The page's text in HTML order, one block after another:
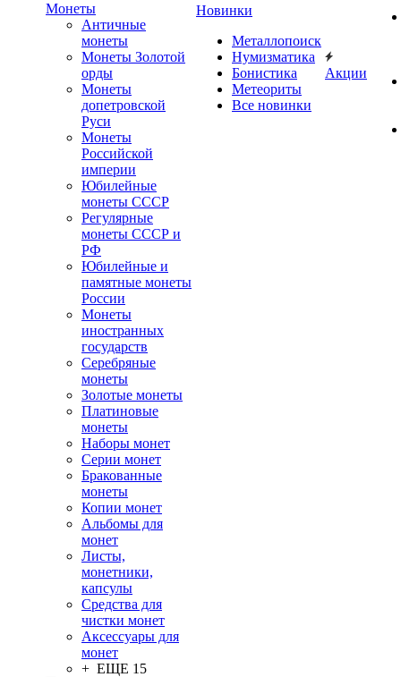
Монеты
Античные
монеты
Монеты Золотой
орды
Монеты
допетровской
Руси
Монеты
Российской
империи
Юбилейные
монеты СССР
Регулярные
монеты СССР и
РФ
Юбилейные и
памятные монеты
России
Монеты
иностранных
государств
Серебряные
монеты
Золотые монеты
Платиновые
монеты
Наборы монет
Серии монет
Бракованные
монеты
Копии монет
Альбомы для
монет
Листы,
монетники,
капсулы
Средства для
чистки монет
Аксессуары для
монет
+ ЕЩЕ 15
Новинки
Металлопоиск
Нумизматика
Бонистика
Метеориты
Все новинки
Акции